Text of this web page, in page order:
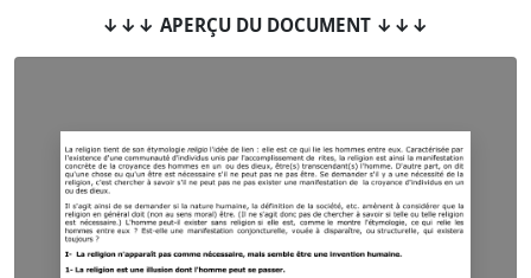
↓↓↓ APERÇU DU DOCUMENT ↓↓↓